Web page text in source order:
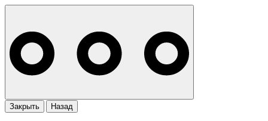
Закрыть Назад